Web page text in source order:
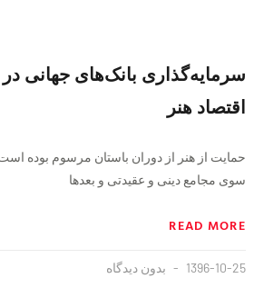
سرمایه‌گذاری بانک‌های جهانی
اقتصاد هنر
حمایت از هنر از دوران باستان مرسوم بوده
سوی مجامع دینی و عقیدتی و بعد‌ها
READ MORE
1396-10-25 بدون دیدگاه